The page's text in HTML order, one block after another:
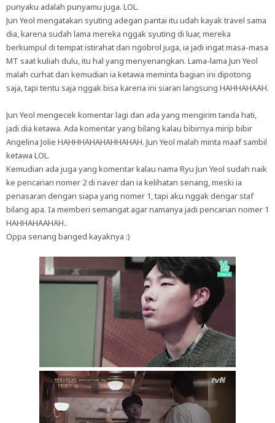
punyaku adalah punyamu juga. LOL.
Jun Yeol mengatakan syuting adegan pantai itu udah kayak travel sama
dia, karena sudah lama mereka nggak syuting di luar, mereka
berkumpul di tempat istirahat dan ngobrol juga, ia jadi ingat masa-masa
MT saat kuliah dulu, itu hal yang menyenangkan. Lama-lama Jun Yeol
malah curhat dan kemudian ia ketawa meminta bagian ini dipotong
saja, tapi tentu saja nggak bisa karena ini siaran langsung HAHHAHAAH.
Jun Yeol mengecek komentar lagi dan ada yang mengirim tanda hati,
jadi dia ketawa. Ada komentar yang bilang kalau bibirnya mirip bibir
Angelina Jolie HAHHHAHAHAHHAHAH. Jun Yeol malah minta maaf sambil
ketawa LOL.
Kemudian ada juga yang komentar kalau nama Ryu Jun Yeol sudah naik
ke pencarian nomer 2 di naver dan ia kelihatan senang, meski ia
penasaran dengan siapa yang nomer 1, tapi aku nggak dengar staf
bilang apa. Ia memberi semangat agar namanya jadi pencarian nomer 1
HAHHAHAAHAH..
Oppa senang banged kayaknya :)